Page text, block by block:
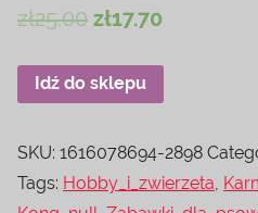
zł25.00 zł17.70
Idź do sklepu
SKU: 1616078694-2898
Tags: Hobby_i_zwierzeta,